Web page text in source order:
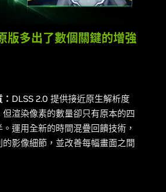
版多出了數個關鍵的增強
DLSS 2.0 提供接近原生解析度
但渲染像素的數量卻只有原本的四
運用全新的時間混疊回饋技術，
影像細節，並改善每幅畫面之間